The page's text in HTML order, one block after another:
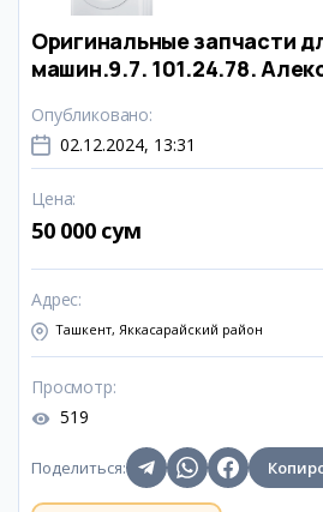
Оригинальные запчасти
машин.9.7. 101.24.78.
Опубликовано:
02.12.2024, 13:31
Цена:
50 000 сум
Адрес:
Ташкент, Яккасарайский район
Просмотр:
519
Поделиться: